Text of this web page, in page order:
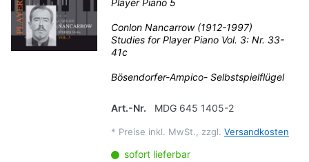
Conlon Nancarrow (1912-1997)
Studies for Player Piano Vol. 3: Nr. 33-
41c
Bösendorfer-Ampico- Selbstspielflügel
Art.-Nr. MDG 645 1405-2
* Preise inkl. MwSt., zzgl. Versandkosten
sofort lieferbar